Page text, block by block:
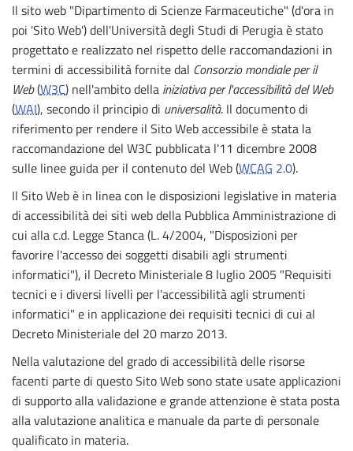
Il sito web "Dipartimento di Scienze Farmaceutiche" (d'ora in
poi 'Sito Web') dell'Università degli Studi di Perugia è stato
progettato e realizzato nel rispetto delle raccomandazioni in
termini di accessibilità fornite dal Consorzio mondiale per il
Web(W3C) nell'ambito della iniziativa per l'accessibilità del Web
(WAI), secondo il principio di universalità. Il documento di
riferimento per rendere il Sito Web accessibile è stata la
raccomandazione del W3C pubblicata l'11 dicembre 2008
sulle linee guida per il contenuto del Web (WCAG 2.0).
Il Sito Web è in linea con le disposizioni legislative in materia
di accessibilità dei siti web della Pubblica Amministrazione di
cui alla c.d. Legge Stanca (L. 4/2004, "Disposizioni per
favorire l'accesso dei soggetti disabili agli strumenti
informatici"), il Decreto Ministeriale 8 luglio 2005 "Requisiti
tecnici e i diversi livelli per l'accessibilità agli strumenti
informatici" e in applicazione dei requisiti tecnici di cui al
Decreto Ministeriale del 20 marzo 2013.
Nella valutazione del grado di accessibilità delle risorse
facenti parte di questo Sito Web sono state usate applicazioni
di supporto alla validazione e grande attenzione è stata posta
alla valutazione analitica e manuale da parte di personale
qualificato in materia.